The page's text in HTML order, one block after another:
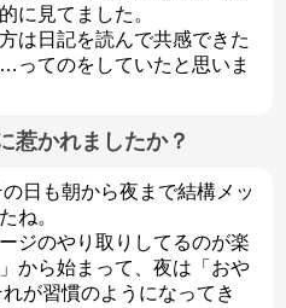
に見てました。
は日記を読んで共感できた
ってのをしていたと思いま
惹かれましたか？
日も朝から夜まで結構メッ
ね。
ジのやり取りしてるのが楽
から始まって、夜は「おや
が習慣のようになってき